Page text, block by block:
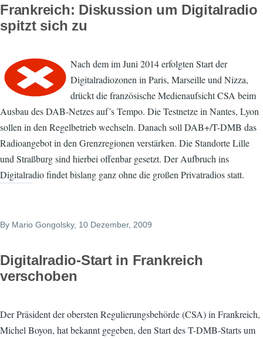
Frankreich: Diskussion um Digitalradio
spitzt sich zu
Nach dem im Juni 2014 erfolgten Start der
Digitalradiozonen in Paris, Marseille und Nizza,
drückt die französische Medienaufsicht CSA beim
Ausbau des DAB-Netzes auf´s Tempo. Die Testnetze in Nantes, Lyon
sollen in den Regelbetrieb wechseln. Danach soll DAB+/T-DMB das
Radioangebot in den Grenzregionen verstärken. Die Standorte Lille
und Straßburg sind hierbei offenbar gesetzt. Der Aufbruch ins
Digitalradio findet bislang ganz ohne die großen Privatradios statt.
By Mario Gongolsky, 10 Dezember, 2009
Digitalradio-Start in Frankreich
verschoben
Der Präsident der obersten Regulierungsbehörde (CSA) in Frankreich,
Michel Boyon, hat bekannt gegeben, den Start des T-DMB-Starts um